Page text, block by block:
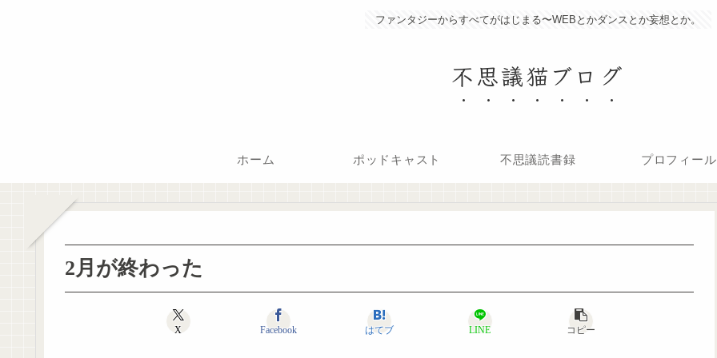
ファンタジーからすべてがはじまる〜WEBとかダンスとか妄想とか。
不思議猫ブログ
ホーム ポッドキャスト 不思議読書録 プロフィール
2月が終わった
X Facebook はてブ LINE コピー